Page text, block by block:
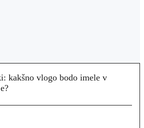
kakšno vlogo bodo imele v